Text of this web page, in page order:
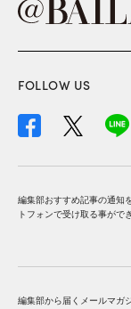
FOLLOW US
編集部おすすめ記事の通知
トフォンで受け取る事がで
編集部から届くメールマガ